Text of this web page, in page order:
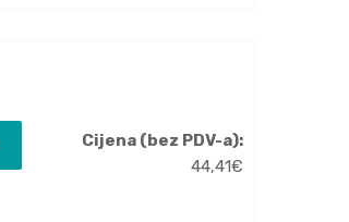
Cijena (bez PDV-a):
44,41€